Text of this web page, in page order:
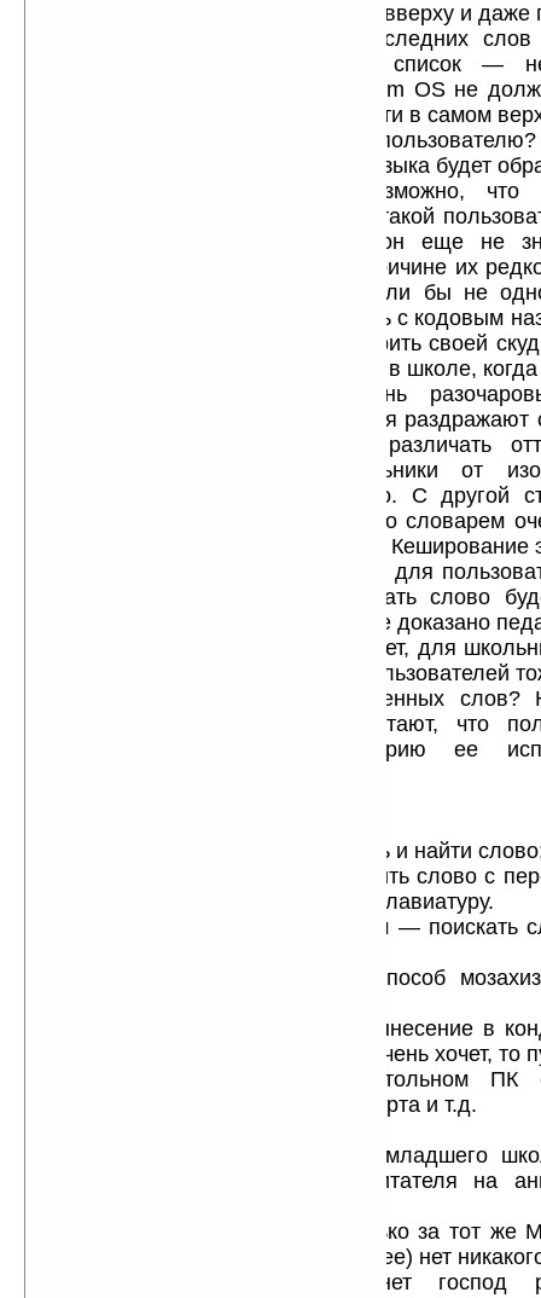
В СловоЕд поле ввода находится вверху и даже
него есть список с историей последних
«выпадать» вниз. Зачем этот список —
комфортной работы список на Palm OS не
елементов (если он находится почти в самом
каких условиях он будет помогать пользователю?
Пользователь с хрошим уровнем языка будет
довольно редко и вполне возможно, что
переполнится. С другой стороны такой
спицифические слова которые он еще не
вероятно, что не знает он их по причине их
Ладно, в это можно поверить если бы не
СловоЕда (использовался словарь с кодовым
крайне скудны и могут удовлетворить своей
школьников. Как сейчас помню как в школе,
изучать английский, меня очень
множеством значений, теперь меня
количеством занчений, люблю различать
использовании СловоЕд, школьники от
страдать не будут так это точно. С другой
вероятней всего будет работать со словарем
список слов быстро переполнится. Кеширование
но его лучше сделать незаметным для
школьниками, лишний раз написать слово
пользу — запоминается лучше, уже доказано
Транскрипция в словаре отсутствует, для
приемлемо да и для остальных пользователей
Возможность добавления собственных слов?
разработчики действительно считают, что
следовать следующему сценарию ее
-П: переключится в другой словарь и найти
-П: вернуться в СловоЕд и добавить слово с
используя графити или экранную клавиатуру.
И это в лучшем случае! В худшем — поискать
Похоже на очень изощренный способ
Эта фича прямой кандидат на вынесение в
Palm Desktop) и если человек уж очень хочет, то
словарь с комфортом на настольном ПК
сканирования/распознавания/импорта и т.д.
Словарик для детского сада и младшего
зрелого пользователя (читай: читателя на
Платить за него столько же сколько за тот же
(который на голову выше и взрослее) нет
Надеюсь моя критика подвинет господ